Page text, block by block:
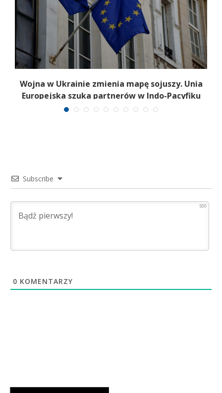
Wojna w Ukrainie zmienia mapę sojuszy. Unia
Europejska szuka partnerów w Indo-Pacyfiku
Subscribe
500
0 KOMENTARZY